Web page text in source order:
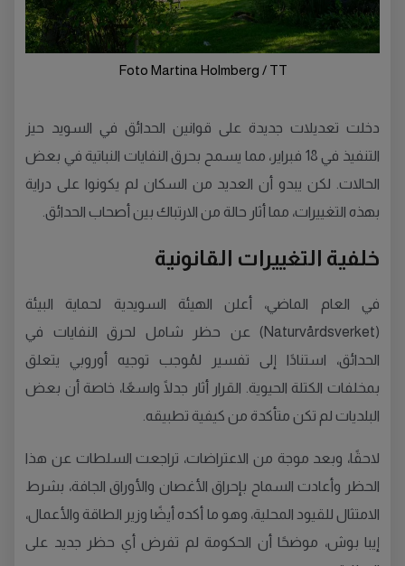
Foto Martina Holmberg / TT
دخلت تعديلات جديدة على قوانين الحدائق في السويد حيز
التنفيذ في 18 فبراير، مما يسمح بحرق النفايات النباتية في بعض
الحالات. لكن يبدو أن العديد من السكان لم يكونوا على دراية
بهذه التغييرات، مما أثار حالة من الارتباك بين أصحاب الحدائق.
خلفية التغييرات القانونية
في العام الماضي، أعلن الهيئة السويدية لحماية البيئة
(Naturvårdsverket) عن حظر شامل لحرق النفايات في
الحدائق، استنادًا إلى تفسير لمُوجب توجيه أوروبي يتعلق
بمخلفات الكتلة الحيوية. القرار أثار جدلًا واسعًا، خاصة أن بعض
البلديات لم تكن متأكدة من كيفية تطبيقه.
لاحقًا، وبعد موجة من الاعتراضات، تراجعت السلطات عن هذا
الحظر وأعادت السماح بإحراق الأغصان والأوراق الجافة، بشرط
الامتثال للقيود المحلية، وهو ما أكده أيضًا وزير الطاقة والأعمال،
إيبا بوش، موضحًا أن الحكومة لم تفرض أي حظر جديد على